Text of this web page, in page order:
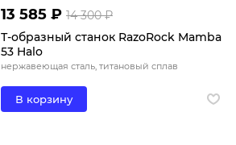
13 585 ₽ 14 300 ₽
Т-образный станок RazoRock Mamba
53 Halo
нержавеющая сталь, титановый сплав
В корзину